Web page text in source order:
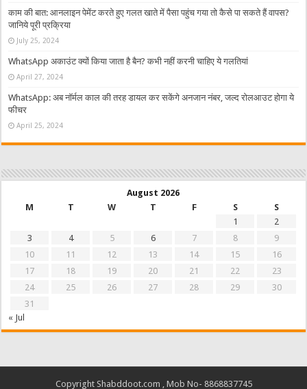
काम की बात: आनलाइन पेमेंट करते हुए गलत खाते में पैसा पहुंच गया तो कैसे पा सकते हैं वापस?
जानिये पूरी प्रक्रिया
July 25, 2024
WhatsApp अकाउंट क्यों किया जाता है बैन? कभी नहीं करनी चाहिए ये गलतियां
April 27, 2024
WhatsApp: अब नॉर्मल काल की तरह डायल कर सकेंगे अनजान नंबर, जल्द रोलआउट होगा ये
फीचर
April 25, 2024
August 2026
M
T W T F S
S
1
2
3
4 5 6 7 8
9
10
11 12 13 14 15
16
17
18 19 20 21 22
23
24
25 26 27 28 29
30
31
« Jul
Copyright Shabddoot.com , Mob No- 8868837745